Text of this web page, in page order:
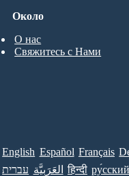
Около
О нас
Свяжитесь с Нами
English Español Français
עברית العَرَبِيَّة हिन्दी